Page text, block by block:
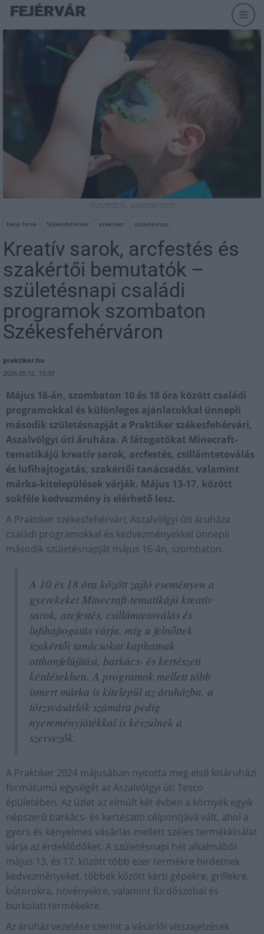
Illusztráció, pixabay.com
Helyi hírek Székesfehérvár praktiker születésnap
Kreatív sarok, arcfestés és
szakértői bemutatók –
születésnapi családi
programok szombaton
Székesfehérváron
praktiker.hu
2026.05.12. 10:33
Május 16-án, szombaton 10 és 18 óra között családi
programokkal és különleges ajánlatokkal ünnepli
második születésnapját a Praktiker székesfehérvári,
Aszalvölgyi úti áruháza. A látogatókat Minecraft-
tematikájú kreatív sarok, arcfestés, csillámtetoválás
és lufihajtogatás, szakértői tanácsadás, valamint
márka-kitelepülések várják. Május 13-17. között
sokféle kedvezmény is elérhető lesz.
A Praktiker székesfehérvári, Aszalvölgyi úti áruháza
családi programokkal és kedvezményekkel ünnepli
második születésnapját május 16-án, szombaton.
A 10 és 18 óra között zajló eseményen a
gyerekeket Minecraft-tematikájú kreatív
sarok, arcfestés, csillámtetoválás és
lufihajtogatás várja, míg a felnőttek
szakértői tanácsokat kaphatnak
otthonfelújítási, barkács- és kertészeti
kérdésekben. A programok mellett több
ismert márka is kitelepül az áruházba, a
törzsvásárlók számára pedig
nyereményjátékkal is készülnek a
szervezők.
A Praktiker 2024 májusában nyitotta meg első kisáruházi
formátumú egységét az Aszalvölgyi úti Tesco
épületében. Az üzlet az elmúlt két évben a környék egyik
népszerű barkács- és kertészeti célpontjává vált, ahol a
gyors és kényelmes vásárlás mellett széles termékkínálat
várja az érdeklődőket. A születésnapi hét alkalmából
május 13. és 17. között több ezer termékre hirdetnek
kedvezményeket, többek között kerti gépekre, grillekre,
bútorokra, növényekre, valamint fürdőszobai és
burkolati termékekre.
Az áruház vezetése szerint a vásárlói visszajelzések